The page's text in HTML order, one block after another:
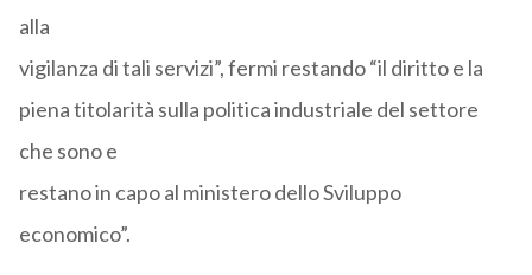
alla
vigilanza di tali servizi”, fermi restando “il diritto e la
piena titolarità sulla politica industriale del settore
che sono e
restano in capo al ministero dello Sviluppo
economico”.